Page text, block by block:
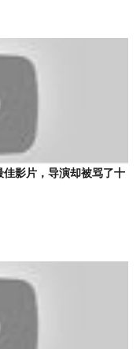
佳影片，导演却被骂了十